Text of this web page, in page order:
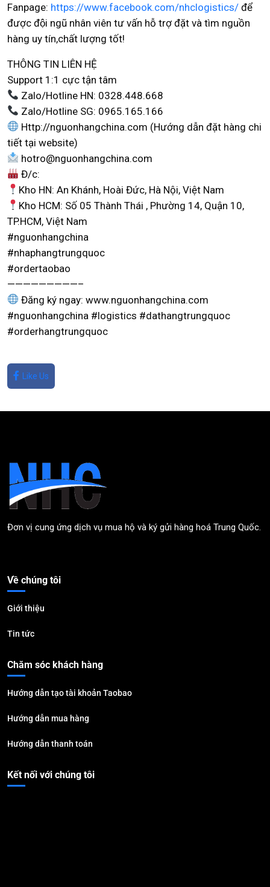
Fanpage: https://www.facebook.com/nhclogistics/ để
được đội ngũ nhân viên tư vấn hỗ trợ đặt và tìm nguồn
hàng uy tín,chất lượng tốt!
THÔNG TIN LIÊN HỆ
Support 1:1 cực tận tâm
Zalo/Hotline HN: 0328.448.668
Zalo/Hotline SG: 0965.165.166
Http://nguonhangchina.com (Hướng dẫn đặt hàng chi
tiết tại website)
hotro@nguonhangchina.com
Đ/c:
Kho HN: An Khánh, Hoài Đức, Hà Nội, Việt Nam
Kho HCM: Số 05 Thành Thái , Phường 14, Quận 10,
TP.HCM, Việt Nam
#nguonhangchina
#nhaphangtrungquoc
#ordertaobao
—————————–
Đăng ký ngay: www.nguonhangchina.com
#nguonhangchina #logistics #dathangtrungquoc
#orderhangtrungquoc
Like Us
Đơn vị cung ứng dịch vụ mua hộ và ký gửi hàng hoá Trung Quốc.
Về chúng tôi
Giới thiệu
Tin tức
Chăm sóc khách hàng
Hướng dẫn tạo tài khoản Taobao
Hướng dẫn mua hàng
Hướng dẫn thanh toán
Kết nối với chúng tôi